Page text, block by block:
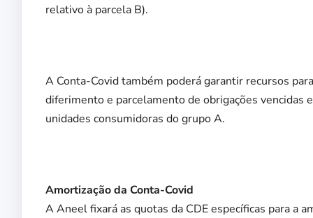
relativo à parcela B).
A Conta-Covid também poderá garantir recursos
diferimento e parcelamento de obrigações vencidas
unidades consumidoras do grupo A.
Amortização da Conta-Covid
A Aneel fixará as quotas da CDE específicas para a